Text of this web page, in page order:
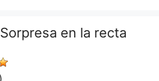
en la recta